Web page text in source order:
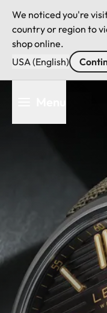
We noticed you're
country or region to
shop online.
USA (English)